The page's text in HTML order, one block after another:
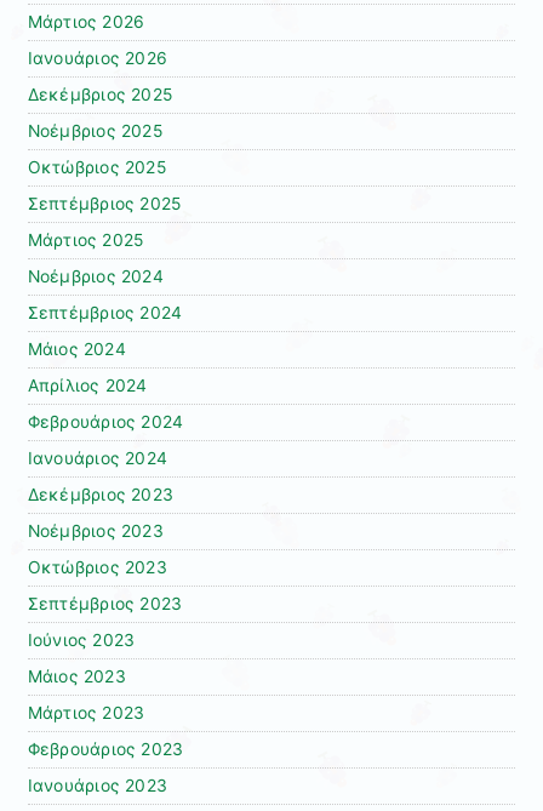
Μάρτιος 2026
Ιανουάριος 2026
Δεκέμβριος 2025
Νοέμβριος 2025
Οκτώβριος 2025
Σεπτέμβριος 2025
Μάρτιος 2025
Νοέμβριος 2024
Σεπτέμβριος 2024
Μάιος 2024
Απρίλιος 2024
Φεβρουάριος 2024
Ιανουάριος 2024
Δεκέμβριος 2023
Νοέμβριος 2023
Οκτώβριος 2023
Σεπτέμβριος 2023
Ιούνιος 2023
Μάιος 2023
Μάρτιος 2023
Φεβρουάριος 2023
Ιανουάριος 2023